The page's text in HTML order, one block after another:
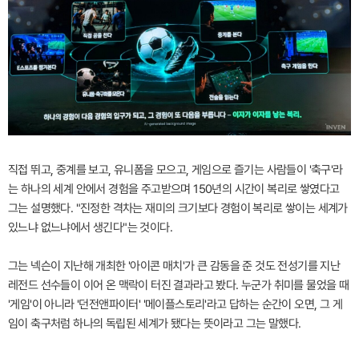
직접 뛰고, 중계를 보고, 유니폼을 모으고, 게임으로 즐기는 사람들이 '축구'라
는 하나의 세계 안에서 경험을 주고받으며 150년의 시간이 복리로 쌓였다고
그는 설명했다. "진정한 격차는 재미의 크기보다 경험이 복리로 쌓이는 세계가
있느냐 없느냐에서 생긴다"는 것이다.
그는 넥슨이 지난해 개최한 '아이콘 매치'가 큰 감동을 준 것도 전성기를 지난
레전드 선수들이 이어 온 맥락이 터진 결과라고 봤다. 누군가 취미를 물었을 때
'게임'이 아니라 '던전앤파이터' '메이플스토리'라고 답하는 순간이 오면, 그 게
임이 축구처럼 하나의 독립된 세계가 됐다는 뜻이라고 그는 말했다.